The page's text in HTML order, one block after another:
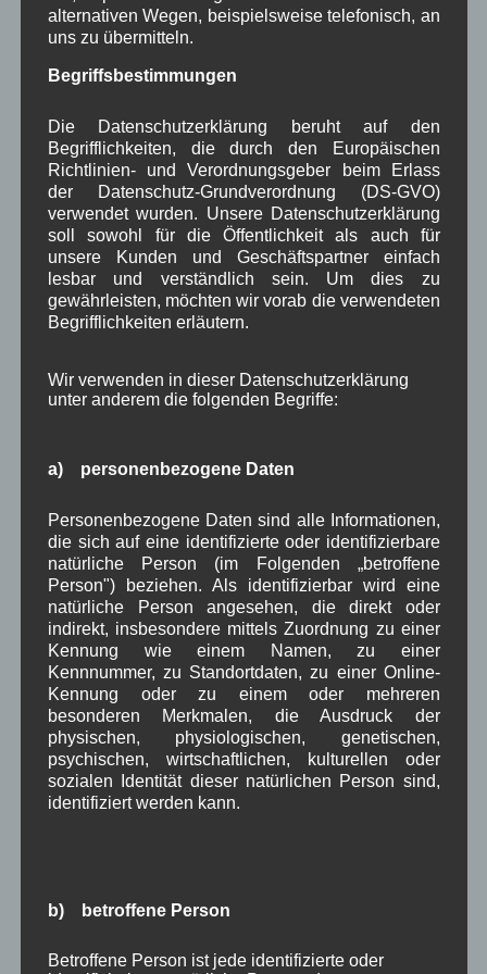
November 2023
(5)
Oktober 2023(8)
August 2023(4)
Juni 2023(7)
Mai 2023(8)
April 2023(10)
März 2023(5)
Februar 2023(3)
Januar 2023(8)
Dezember 2022(7)
November 2022 (8)
Oktober 2022(8)
September 2022(2)
Juli 2022
Juni 2022(4)
März 2022(6)
Februar 2022
Dezember 2021(7)
November 2021 (9)
Oktober 2021 (8)
September 2021(8)
August 2021(4)
Juli 2021(10)
Juni 2021(9)
Mai 2021(5)
April 2021(4)
März 2021(3)
Februar 2021(4)
Januar 2021
(9)
Dezember 2020(7)
Juli 2020(6)
Mai 2020(9)
alternativen Wegen, beispielsweise telefonisch, an
uns zu übermitteln.
Begriffsbestimmungen
Die Datenschutzerklärung beruht auf den
Begrifflichkeiten, die durch den Europäischen
Richtlinien- und Verordnungsgeber beim Erlass
der Datenschutz-Grundverordnung (DS-GVO)
verwendet wurden. Unsere Datenschutzerklärung
soll sowohl für die Öffentlichkeit als auch für
unsere Kunden und Geschäftspartner einfach
lesbar und verständlich sein. Um dies zu
gewährleisten, möchten wir vorab die verwendeten
Begrifflichkeiten erläutern.
Wir verwenden in dieser Datenschutzerklärung
unter anderem die folgenden Begriffe:
a) personenbezogene Daten
Personenbezogene Daten sind alle Informationen,
die sich auf eine identifizierte oder identifizierbare
natürliche Person (im Folgenden „betroffene
Person") beziehen. Als identifizierbar wird eine
natürliche Person angesehen, die direkt oder
indirekt, insbesondere mittels Zuordnung zu einer
Kennung wie einem Namen, zu einer
Kennnummer, zu Standortdaten, zu einer Online-
Kennung oder zu einem oder mehreren
besonderen Merkmalen, die Ausdruck der
physischen, physiologischen, genetischen,
psychischen, wirtschaftlichen, kulturellen oder
sozialen Identität dieser natürlichen Person sind,
identifiziert werden kann.
b) betroffene Person
Betroffene Person ist jede identifizierte oder